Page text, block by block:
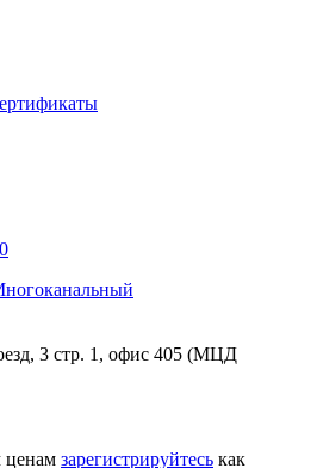
0
3 стр. 1, офис 405 (МЦД
ценам зарегистрируйтесь как